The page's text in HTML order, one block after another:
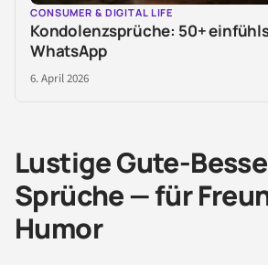
CONSUMER & DIGITAL LIFE
Kondolenzsprüche: 50+
WhatsApp
6. April 2026
Lustige Gute-
Sprüche — für
Humor